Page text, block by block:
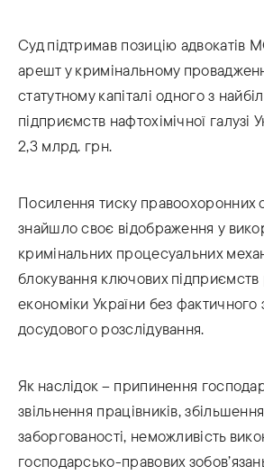
Суд підтримав позицію адвокатів
арешт у кримінальному
статутному капіталі одного з
підприємств нафтохімічної галузі
2,3 млрд. грн.
Посилення тиску правоохоронних
знайшло своє відображення у
кримінальних процесуальних
блокування ключових підприємств
економіки України без фактичного
досудового розслідування.
Як наслідок – припинення
звільнення працівників,
заборгованості, неможливість
господарсько-правових